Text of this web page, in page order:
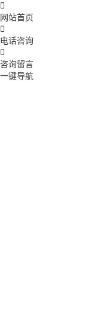

网站首页

电话咨询

咨询留言
一键导航